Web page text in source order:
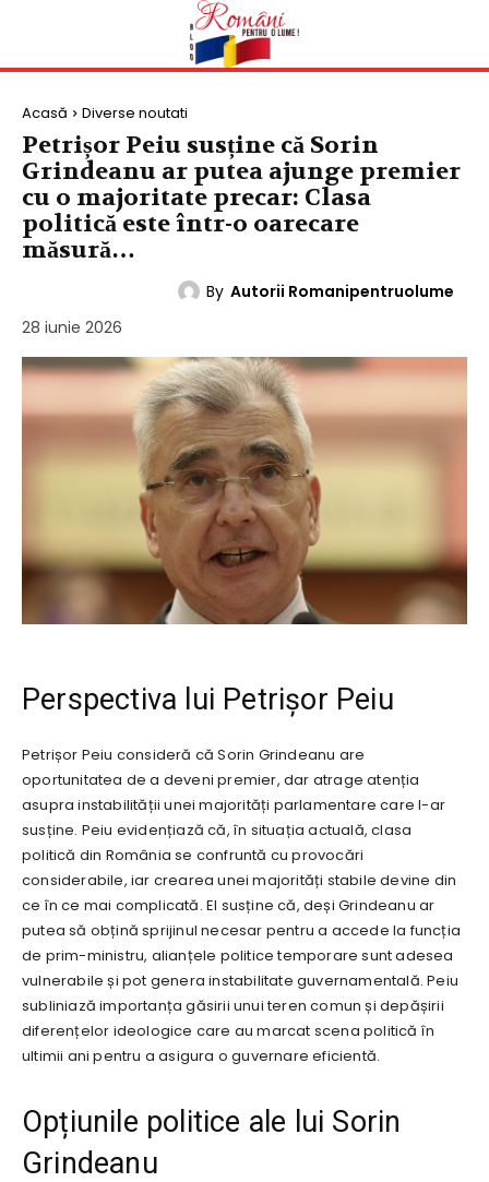
Acasă Diverse noutati
Petrișor Peiu susține că Sorin
Grindeanu ar putea ajunge premier
cu o majoritate precar: Clasa
politică este într-o oarecare
măsură…
By Autorii Romanipentruolume
28 iunie 2026
Perspectiva lui Petrișor Peiu
Petrișor Peiu consideră că Sorin Grindeanu are
oportunitatea de a deveni premier, dar atrage atenția
asupra instabilității unei majorități parlamentare care l-ar
susține. Peiu evidențiază că, în situația actuală, clasa
politică din România se confruntă cu provocări
considerabile, iar crearea unei majorități stabile devine din
ce în ce mai complicată. El susține că, deși Grindeanu ar
putea să obțină sprijinul necesar pentru a accede la funcția
de prim-ministru, alianțele politice temporare sunt adesea
vulnerabile și pot genera instabilitate guvernamentală. Peiu
subliniază importanța găsirii unui teren comun și depășirii
diferențelor ideologice care au marcat scena politică în
ultimii ani pentru a asigura o guvernare eficientă.
Opțiunile politice ale lui Sorin
Grindeanu